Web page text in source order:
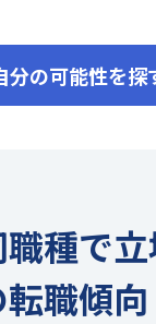
分の可能性を探
種で
職傾向